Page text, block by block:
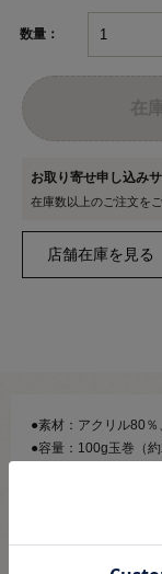
数量：
お取り寄せ申し込み
在庫数以上のご注文を
●素材：アクリル80％
●容量：100g玉巻（約
●標準ゲージ：24目